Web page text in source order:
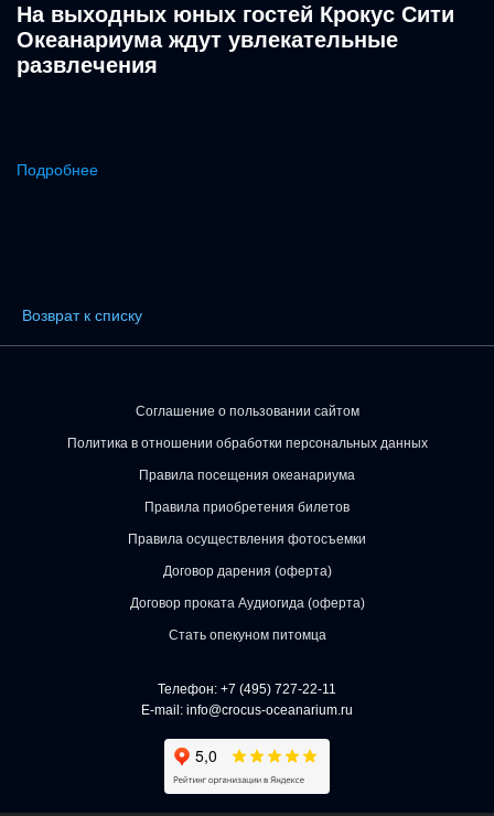
На выходных юных гостей Крокус Сити
Океанариума ждут увлекательные
развлечения
Подробнее
Возврат к списку
Соглашение о пользовании сайтом
Политика в отношении обработки персональных данных
Правила посещения океанариума
Правила приобретения билетов
Правила осуществления фотосъемки
Договор дарения (оферта)
Договор проката Аудиогида (оферта)
Стать опекуном питомца
Телефон: +7 (495) 727-22-11
E-mail: info@crocus-oceanarium.ru